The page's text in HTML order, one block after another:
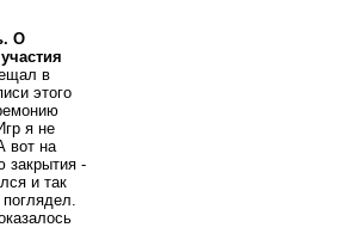
О
в
этого
я не
вот на
закрытия -
и так